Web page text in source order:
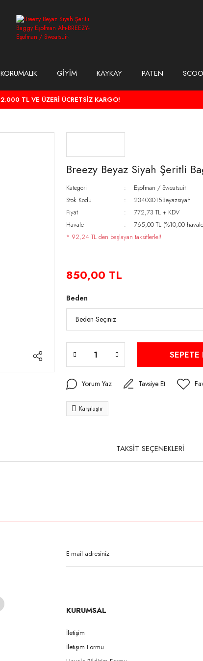
KORUMALIK GİYİM KAYKAY PATEN
2.000 TL VE ÜZERİ ÜCRETSİZ KARGO!
Breezy Beyaz Siyah Şeritli
Kategori
Eşofman / Sweatsuit
Stok Kodu
23403015Beyazsiyah
Fiyat
772,73 TL + KDV
Havale
765,00 TL (%10,00
* 92,24 TL den başlayan taksitlerle!!
850,00 TL
Beden
SEPETE
Yorum Yaz Tavsiye Et
Karşılaştır
TAKSİT SEÇENEKLERİ
KURUMSAL
İletişim
İletişim Formu